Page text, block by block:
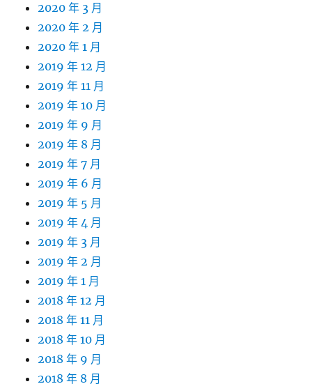
2020 年 3 月
2020 年 2 月
2020 年 1 月
2019 年 12 月
2019 年 11 月
2019 年 10 月
2019 年 9 月
2019 年 8 月
2019 年 7 月
2019 年 6 月
2019 年 5 月
2019 年 4 月
2019 年 3 月
2019 年 2 月
2019 年 1 月
2018 年 12 月
2018 年 11 月
2018 年 10 月
2018 年 9 月
2018 年 8 月